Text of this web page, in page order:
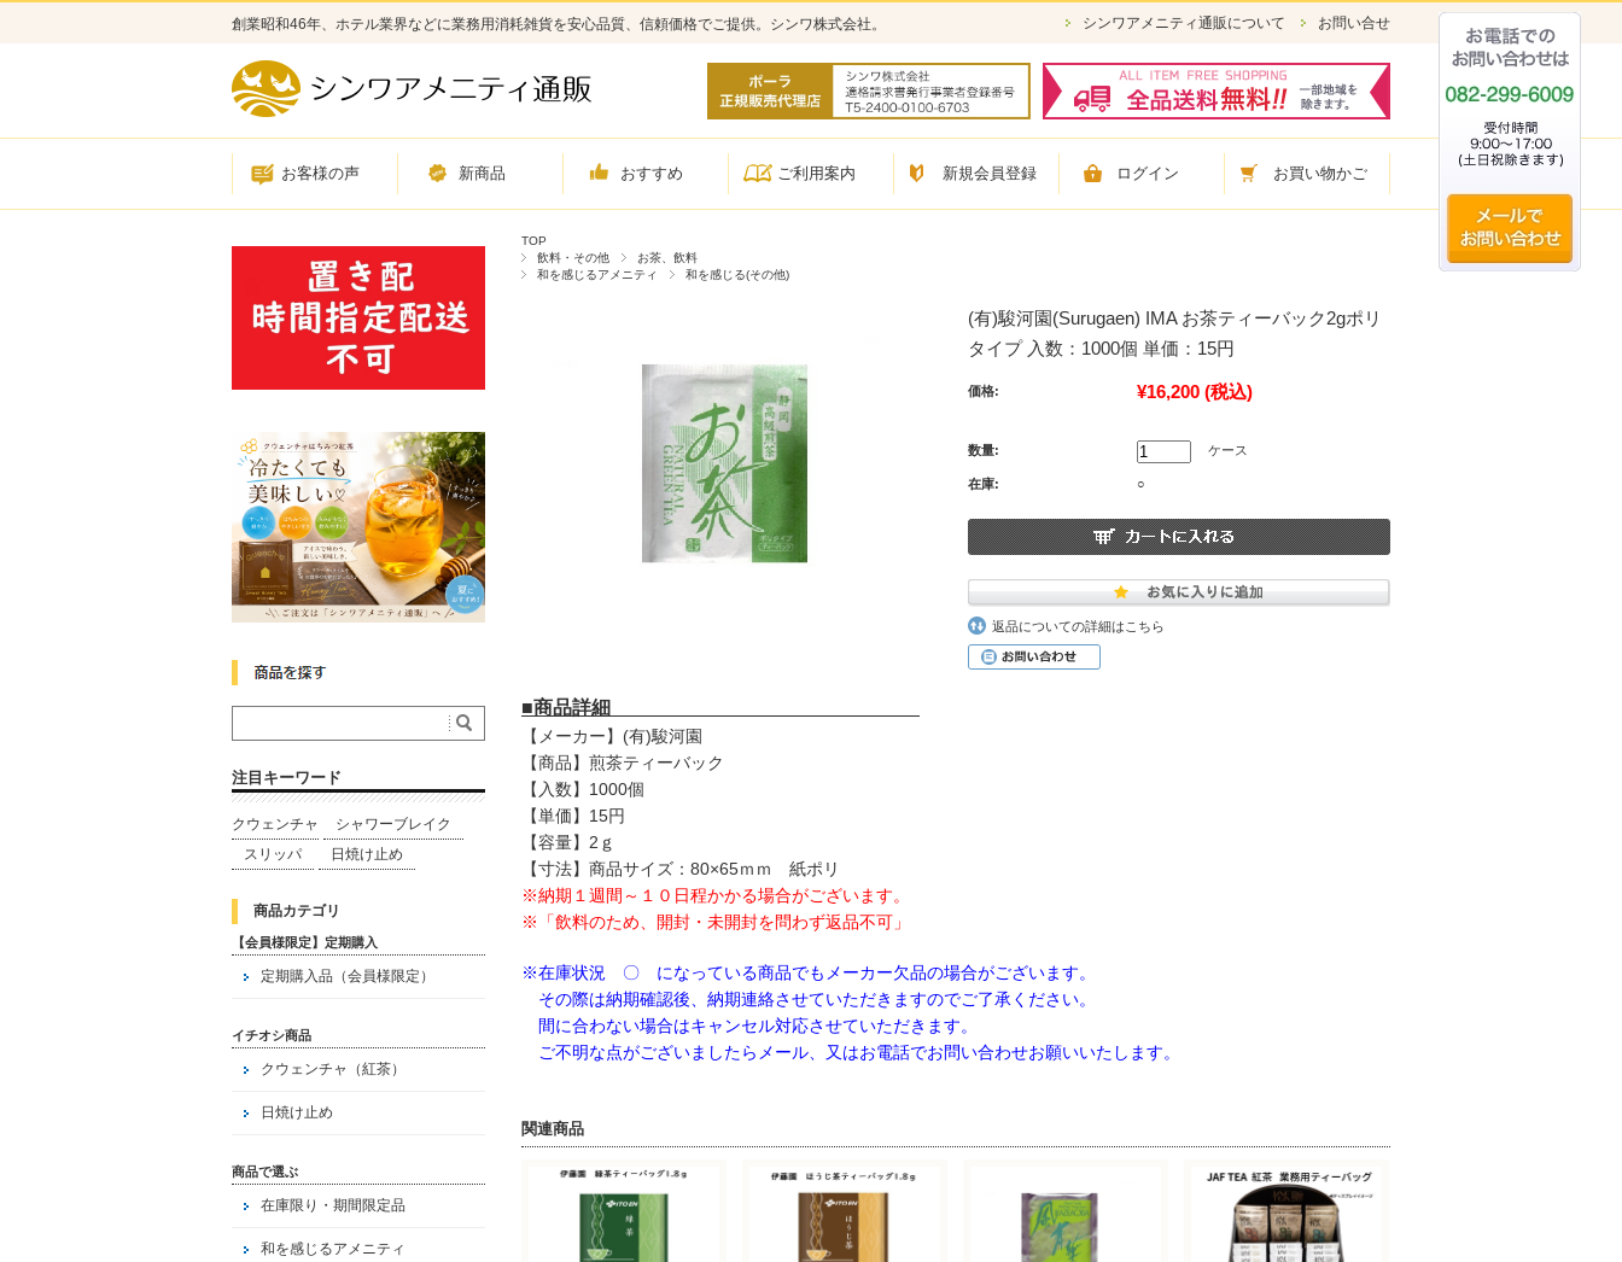
創業昭和46年、ホテル業界などに業務用消耗雑貨を安心品質、信頼価格でご提供。シンワ株式会社。 シンワアメニティ通販について お問い合せ
お客様の声 新商品 おすすめ ご利用案内 新規会員登録 ログイン お買い物かご
TOP
飲料・その他
お茶、飲料
和を感じるアメニティ
和を感じる(その他)
(有)駿河園(Surugaen) IMA お茶ティーバック2gポリ
タイプ 入数：1000個 単価：15円
価格: ¥16,200 (税込)
数量: ケース
在庫: ○
返品についての詳細はこちら
■商品詳細
【メーカー】(有)駿河園
【商品】煎茶ティーバック
【入数】1000個
【単価】15円
【容量】2ｇ
【寸法】商品サイズ：80×65ｍｍ 紙ポリ
※納期１週間～１０日程かかる場合がございます。
※「飲料のため、開封・未開封を問わず返品不可」
※在庫状況 〇 になっている商品でもメーカー欠品の場合がございます。
その際は納期確認後、納期連絡させていただきますのでご了承ください。
間に合わない場合はキャンセル対応させていただきます。
ご不明な点がございましたらメール、又はお電話でお問い合わせお願いいたします。
関連商品
注目キーワード
クウェンチャ
シャワーブレイク
スリッパ
日焼け止め
商品カテゴリ
【会員様限定】定期購入
定期購入品（会員様限定）
イチオシ商品
クウェンチャ（紅茶）
日焼け止め
商品で選ぶ
在庫限り・期間限定品
和を感じるアメニティ